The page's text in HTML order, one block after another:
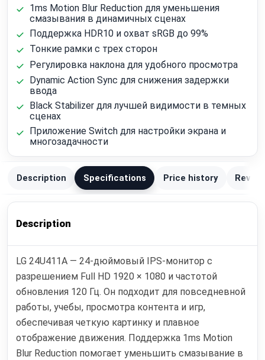
1ms Motion Blur Reduction для уменьшения
смазывания в динамичных сценах
Поддержка HDR10 и охват sRGB до 99%
Тонкие рамки с трех сторон
Регулировка наклона для удобного просмотра
Dynamic Action Sync для снижения задержки
ввода
Black Stabilizer для лучшей видимости в темных
сценах
Приложение Switch для настройки экрана и
многозадачности
Description Specifications Price history
Description
LG 24U411A — 24-дюймовый IPS-монитор с
разрешением Full HD 1920 × 1080 и частотой
обновления 120 Гц. Он подходит для повседневной
работы, учебы, просмотра контента и игр,
обеспечивая четкую картинку и плавное
отображение движения. Поддержка 1ms Motion
Blur Reduction помогает уменьшить смазывание в